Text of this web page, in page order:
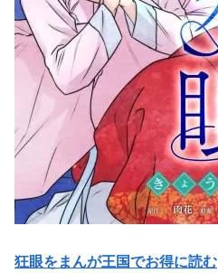
狂眼をまんが王国でお得に読む